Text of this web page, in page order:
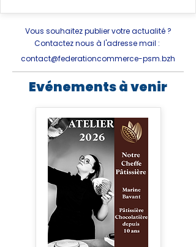
Vous souhaitez publier votre actualité ?
Contactez nous à l'adresse mail :
contact@federationcommerce-psm.bzh
Evénements à venir